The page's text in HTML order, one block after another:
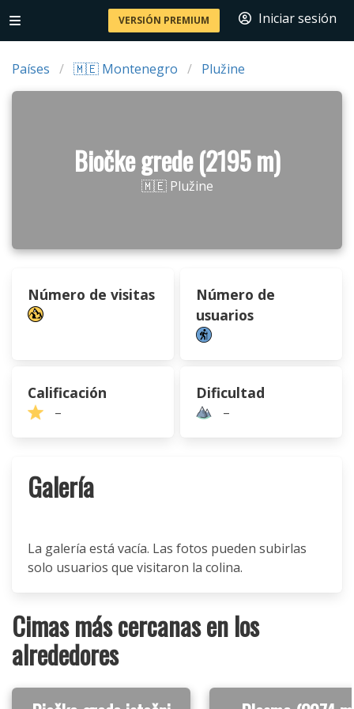
VERSIÓN PREMIUM Iniciar sesión
Países 🇲🇪 Montenegro Plužine
Biočke grede (2195 m)
🇲🇪 Plužine
Número de visitas
Número de
usuarios
Calificación
–
Dificultad
–
Galería
La galería está vacía. Las fotos pueden subirlas
solo usuarios que visitaron la colina.
Cimas más cercanas en los
alrededores